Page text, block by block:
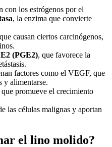
con los estrógenos por el
, la enzima que convierte
que causan ciertos carcinógenos,
(PGE2), que favorece la
factores como el VEGF, que
y alimentarse.
promueve el crecimiento
las células malignas y aportan
el lino molido?